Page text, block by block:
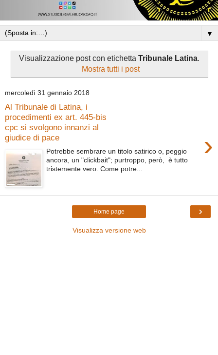
▼
Visualizzazione post con etichetta Tribunale Latina.
Mostra tutti i post
mercoledì 31 gennaio 2018
Al Tribunale di Latina, i
procedimenti ex art. 445-bis
cpc si svolgono innanzi al
giudice di pace
›
Potrebbe sembrare un titolo satirico o, peggio
ancora, un "clickbait"; purtroppo, però, è tutto
tristemente vero. Come potre...
›
Home page
Visualizza versione web